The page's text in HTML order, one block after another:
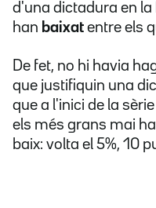
d'una dictadura en la
han baixat entre els
De fet, no hi havia
que justifiquin una
que a l'inici de la
els més grans mai
baix: volta el 5%, 10